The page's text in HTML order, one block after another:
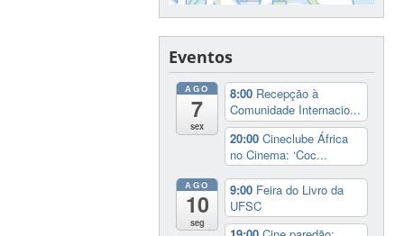
Eventos
AGO
7
sex
8:00 Recepção à
Comunidade Internacio...
20:00Cineclube África
no Cinema: ‘Coc...
AGO
10
seg
9:00 Feira do Livro da
UFSC